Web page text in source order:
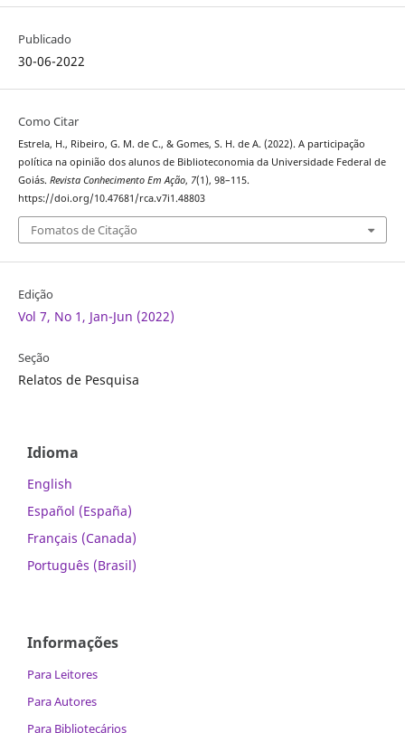
Publicado
30-06-2022
Como Citar
Estrela, H., Ribeiro, G. M. de C., & Gomes, S. H. de A. (2022). A participação
política na opinião dos alunos de Biblioteconomia da Universidade Federal de
Goiás. Revista Conhecimento Em Ação, 7(1), 98–115.
https://doi.org/10.47681/rca.v7i1.48803
Fomatos de Citação
Edição
Vol 7, No 1, Jan-Jun (2022)
Seção
Relatos de Pesquisa
Idioma
English
Español (España)
Français (Canada)
Português (Brasil)
Informações
Para Leitores
Para Autores
Para Bibliotecários